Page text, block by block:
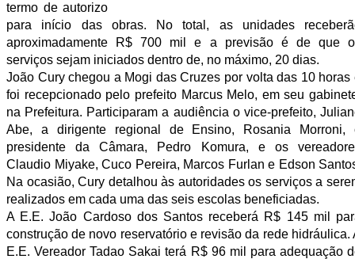
termo de autorizo
para início das obras. No total, as unidades
aproximadamente R$ 700 mil e a previsão é de que
serviços sejam iniciados dentro de, no máximo, 20 dias.
João Cury chegou a Mogi das Cruzes por volta das 10 horas
foi recepcionado pelo prefeito Marcus Melo, em seu
na Prefeitura. Participaram a audiência o vice-prefeito,
Abe, a dirigente regional de Ensino, Rosania Morroni,
presidente da Câmara, Pedro Komura, e os
Claudio Miyake, Cuco Pereira, Marcos Furlan e Edson
Na ocasião, Cury detalhou às autoridades os serviços a
realizados em cada uma das seis escolas beneficiadas.
A E.E. João Cardoso dos Santos receberá R$ 145 mil
construção de novo reservatório e revisão da rede hidráulica.
E.E. Vereador Tadao Sakai terá R$ 96 mil para adequação